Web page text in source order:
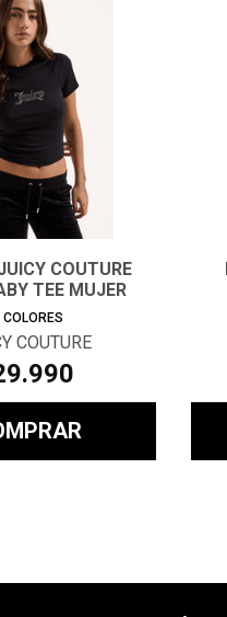
COUTURE
TEE MUJER
COLORES
COUTURE
.990